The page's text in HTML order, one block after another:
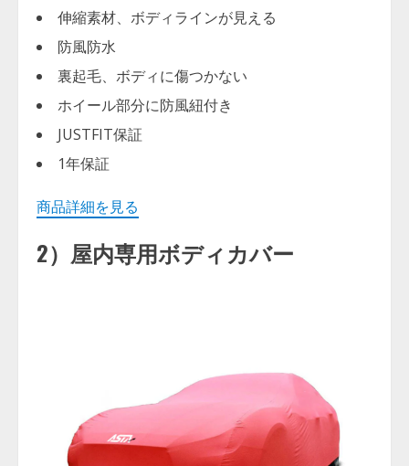
伸縮素材、ボディラインが見える
防風防水
裏起毛、ボディに傷つかない
ホイール部分に防風紐付き
JUSTFIT保証
1年保証
商品詳細を見る
2）屋内専用ボディカバー